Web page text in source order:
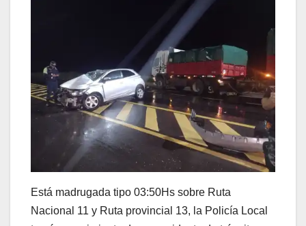
Está madrugada tipo 03:50Hs sobre Ruta
Nacional 11 y Ruta provincial 13, la Policía Local